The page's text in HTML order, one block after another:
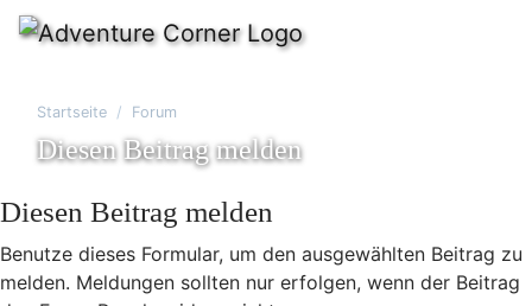
Startseite Forum
Diesen Beitrag melden
Diesen Beitrag melden
Benutze dieses Formular, um den ausgewählten Beitrag zu
melden. Meldungen sollten nur erfolgen, wenn der Beitrag